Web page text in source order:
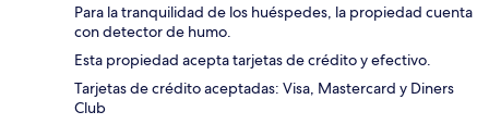
Para la tranquilidad de los huéspedes, la propiedad cuenta
con detector de humo.
Esta propiedad acepta tarjetas de crédito y efectivo.
Tarjetas de crédito aceptadas: Visa, Mastercard y Diners
Club